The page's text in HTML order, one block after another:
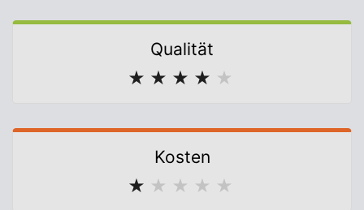
Qualität
★ ★ ★ ★ ★
Kosten
★ ★ ★ ★ ★